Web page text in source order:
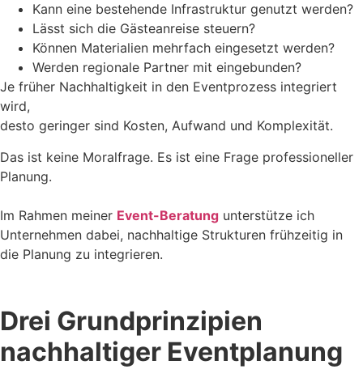
Kann eine bestehende Infrastruktur genutzt werden?
Lässt sich die Gästeanreise steuern?
Können Materialien mehrfach eingesetzt werden?
Werden regionale Partner mit eingebunden?
Je früher Nachhaltigkeit in den Eventprozess integriert
wird,
desto geringer sind Kosten, Aufwand und Komplexität.
Das ist keine Moralfrage. Es ist eine Frage professioneller
Planung.
Im Rahmen meiner Event-Beratung unterstütze ich
Unternehmen dabei, nachhaltige Strukturen frühzeitig in
die Planung zu integrieren.
Drei Grundprinzipien
nachhaltiger Eventplanung